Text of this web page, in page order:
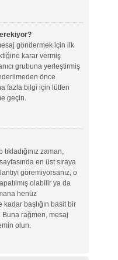
göndermek için ilk
karar vermiş
grubuna yerleştirmiş
önce
fazla bilgi için lütfen
geçin.
tıkladığınız zaman,
en üst sıraya
göremiyorsanız, o
olabilir ya da
henüz
kadar başlığın basit bir
rağmen, mesaj
olun.